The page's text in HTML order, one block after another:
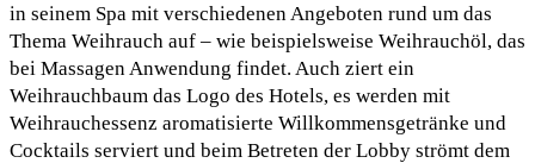
in seinem Spa mit verschiedenen Angeboten rund um das
Thema Weihrauch auf – wie beispielsweise Weihrauchöl, das
bei Massagen Anwendung findet. Auch ziert ein
Weihrauchbaum das Logo des Hotels, es werden mit
Weihrauchessenz aromatisierte Willkommensgetränke und
Cocktails serviert und beim Betreten der Lobby strömt dem